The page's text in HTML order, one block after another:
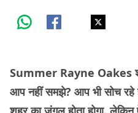
Summer Rayne Oakes
आप नहीं समझे? आप भी सोच रहे